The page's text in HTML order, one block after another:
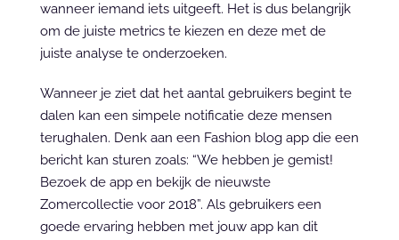
wanneer iemand iets uitgeeft. Het is dus belangrijk
om de juiste metrics te kiezen en deze met de
juiste analyse te onderzoeken.
Wanneer je ziet dat het aantal gebruikers begint te
dalen kan een simpele notificatie deze mensen
terughalen. Denk aan een Fashion blog app die een
bericht kan sturen zoals: “We hebben je gemist!
Bezoek de app en bekijk de nieuwste
Zomercollectie voor 2018”. Als gebruikers een
goede ervaring hebben met jouw app kan dit